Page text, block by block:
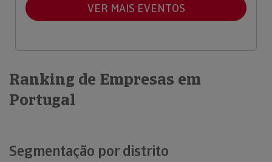
VER MAIS EVENTOS
Ranking de Empresas em
Portugal
Segmentação por distrito